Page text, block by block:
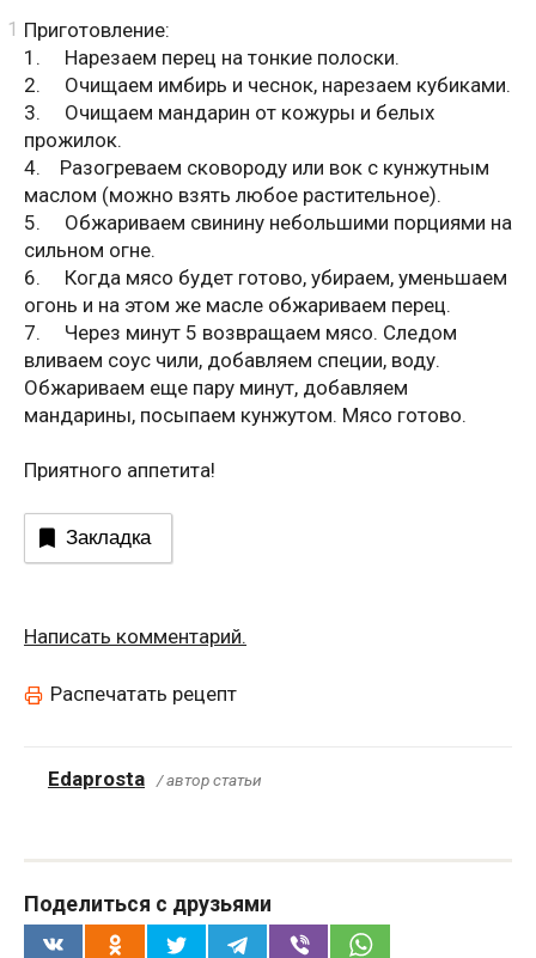
Приготовление:
1. Нарезаем перец на тонкие полоски.
2. Очищаем имбирь и чеснок, нарезаем кубиками.
3. Очищаем мандарин от кожуры и белых
прожилок.
4. Разогреваем сковороду или вок с кунжутным
маслом (можно взять любое растительное).
5. Обжариваем свинину небольшими порциями на
сильном огне.
6. Когда мясо будет готово, убираем, уменьшаем
огонь и на этом же масле обжариваем перец.
7. Через минут 5 возвращаем мясо. Следом
вливаем соус чили, добавляем специи, воду.
Обжариваем еще пару минут, добавляем
мандарины, посыпаем кунжутом. Мясо готово.
Приятного аппетита!
Закладка
Написать комментарий.
Распечатать рецепт
Edaprosta / автор статьи
Поделиться с друзьями